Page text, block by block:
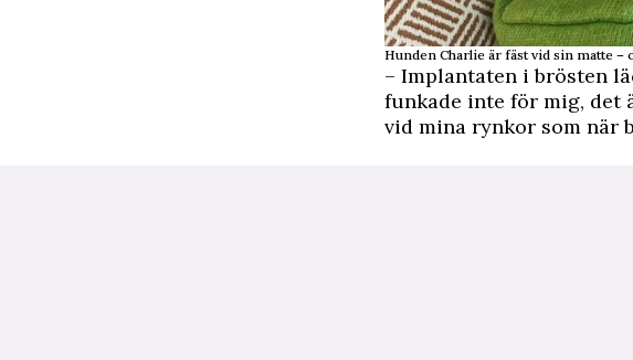
Hunden Charlie är fäst vid sin matte –
– Implantaten i brösten
funkade inte för mig, det
vid mina rynkor som när